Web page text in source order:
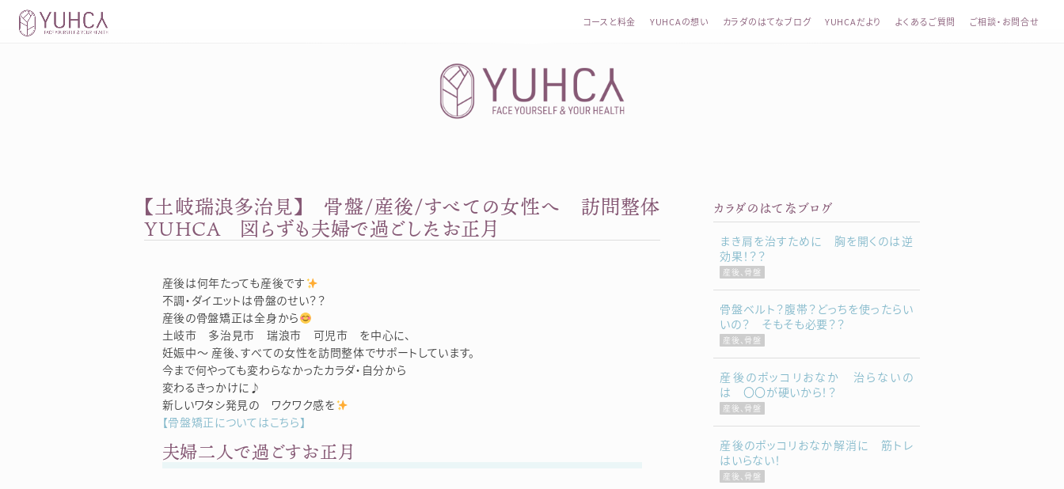
Skip
コースと料金 YUHCAの想い カラダのはてなブログ YUHCAだより よくあるご質問 ご相談・お問合せ
カラダを整え、習慣を変えて、心を前向きに。産前産後訪問整体 YUHCA（ユウカ）
【土岐瑞浪多治見】 骨盤/産後/すべての女性へ 訪問整体
YUHCA 図らずも夫婦で過ごしたお正月
産後は何年たっても産後です
不調・ダイエットは骨盤のせい？？
産後の骨盤矯正は全身から
土岐市 多治見市 瑞浪市 可児市 を中心に、
妊娠中～ 産後、すべての女性を訪問整体でサポートしています。
今まで何やっても変わらなかったカラダ・自分から
変わるきっかけに♪
新しいワタシ発見の ワクワク感を
【骨盤矯正についてはこちら】
夫婦二人で過ごすお正月
カラダのはてなブログ
まき肩を治すために 胸を開くのは逆
効果！？？
産後、骨盤
骨盤ベルト？腹帯？どっちを使ったらい
いの？ そもそも必要？？
産後、骨盤
産後のポッコリおなか 治らないの
は 〇〇が硬いから！？
産後、骨盤
産後のポッコリおなか解消に 筋トレ
はいらない！
産後、骨盤